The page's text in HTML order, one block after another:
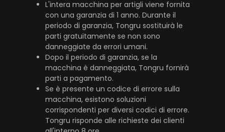
L'intera macchina per artigli viene fornita
con una garanzia di 1 anno. Durante il
periodo di garanzia, Tongru sostituirà le
parti gratuitamente se non sono
danneggiate da errori umani.
Dopo il periodo di garanzia, se la
macchina è danneggiata, Tongru fornirà
parti a pagamento.
Se è presente un codice di errore sulla
macchina, esistono soluzioni
corrispondenti per diversi codici di errore.
Tongru risponde alle richieste dei clienti